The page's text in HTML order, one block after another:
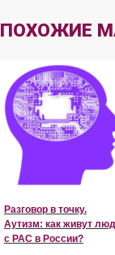
ПОХОЖИЕ
Разговор в точку.
Аутизм: как живут
с РАС в России?